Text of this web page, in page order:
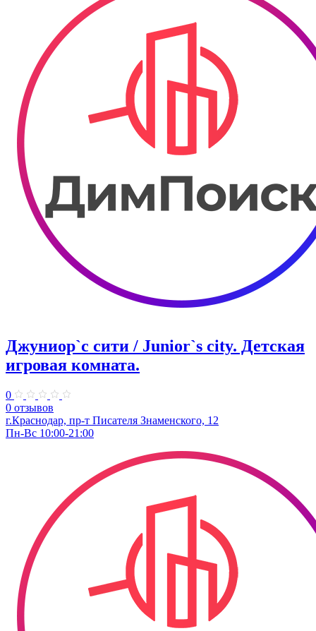
Джуниор`с сити / Junior`s city. ​Детская
игровая комната.
0
0 отзывов
​г.Краснодар, пр-т Писателя Знаменского, 12
Пн-Вс 10:00-21:00